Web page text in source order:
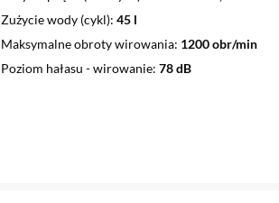
Zużycie wody (cykl) 45 l
Maksymalne obroty wirowania 1200 obr/min
Poziom hałasu - wirowanie 78 dB